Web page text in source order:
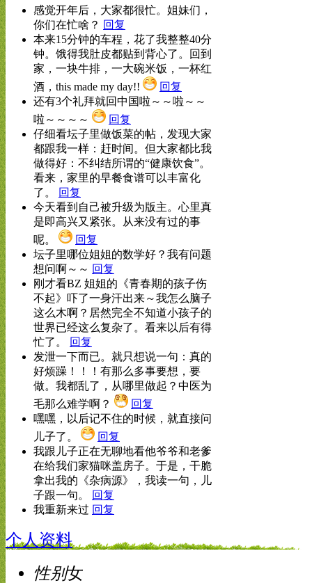
感觉开年后，大家都很忙。姐妹们，
你们在忙啥？ 回复
本来15分钟的车程，花了我整整40分
钟。饿得我肚皮都贴到背心了。回到
家，一块牛排，一大碗米饭，一杯红
酒，this made my day!!
回复
还有3个礼拜就回中国啦～～啦～～
啦～～～～
回复
仔细看坛子里做饭菜的帖，发现大家
都跟我一样：赶时间。但大家都比我
做得好：不纠结所谓的“健康饮食”。
看来，家里的早餐食谱可以丰富化
了。
回复
今天看到自己被升级为版主。心里真
是即高兴又紧张。从来没有过的事
呢。
回复
坛子里哪位姐姐的数学好？我有问题
想问啊～～ 回复
刚才看BZ 姐姐的《青春期的孩子伤
不起》吓了一身汗出来～我怎么脑子
这么木啊？居然完全不知道小孩子的
世界已经这么复杂了。看来以后有得
忙了。
回复
发泄一下而已。就只想说一句：真的
好烦躁！！！有那么多事要想，要
做。我都乱了，从哪里做起？中医为
毛那么难学啊？
回复
嘿嘿，以后记不住的时候，就直接问
儿子了。
回复
我跟儿子正在无聊地看他爷爷和老爹
在给我们家猫咪盖房子。于是，干脆
拿出我的《杂病源》，我读一句，儿
子跟一句。
回复
我重新来过 回复
个人资料
性别女